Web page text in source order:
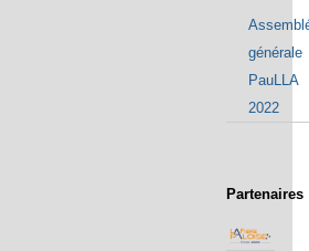
générale
PauLLA
2022
Partenaires